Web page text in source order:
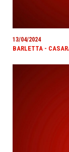
13/04/2024
BARLETTA -